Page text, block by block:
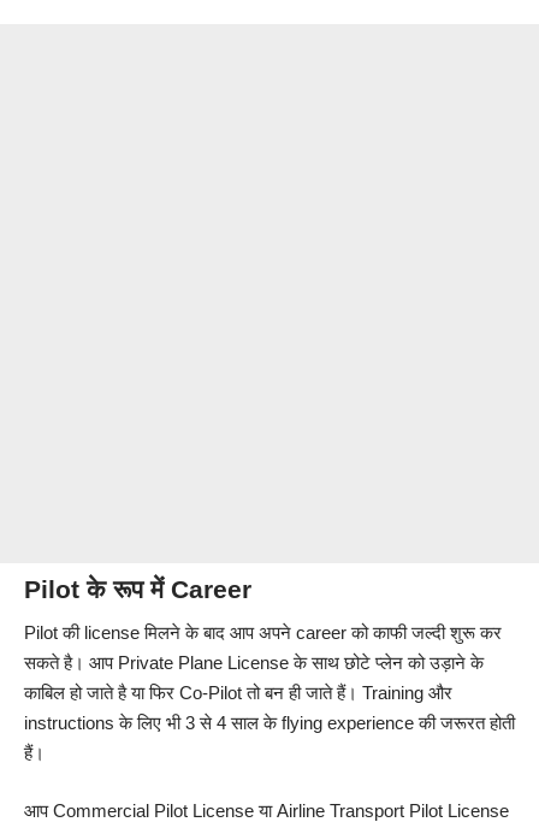
Pilot के रूप में Career
Pilot की license मिलने के बाद आप अपने career को काफी जल्दी शुरू कर
सकते है। आप Private Plane License के साथ छोटे प्लेन को उड़ाने के
काबिल हो जाते है या फिर Co-Pilot तो बन ही जाते हैं। Training और
instructions के लिए भी 3 से 4 साल के flying experience की जरूरत होती
हैं।
आप Commercial Pilot License या Airline Transport Pilot License